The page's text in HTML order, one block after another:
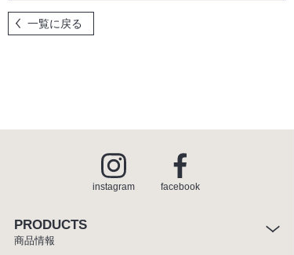
一覧に戻る
instagram facebook
PRODUCTS
商品情報
メンテナンスのご依頼